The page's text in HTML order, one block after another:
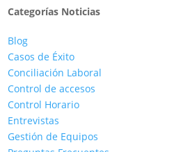
Categorías Noticias
Blog
Casos de Éxito
Conciliación Laboral
Control de accesos
Control Horario
Entrevistas
Gestión de Equipos